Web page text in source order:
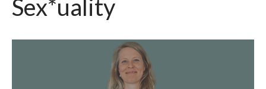
Mai 2026
April 2026
Sex*uality